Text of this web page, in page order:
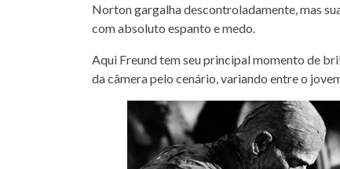
Norton gargalha descontroladamente, mas
com absoluto espanto e medo.
Aqui Freund tem seu principal momento de
da câmera pelo cenário, variando entre o